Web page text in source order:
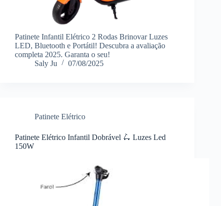
Patinete Infantil Elétrico 2 Rodas Brinovar Luzes
LED, Bluetooth e Portátil! Descubra a avaliação
completa 2025. Garanta o seu!
Saly Ju
07/08/2025
Patinete Elétrico
Patinete Elétrico Infantil Dobrável 🛴 Luzes Led
150W